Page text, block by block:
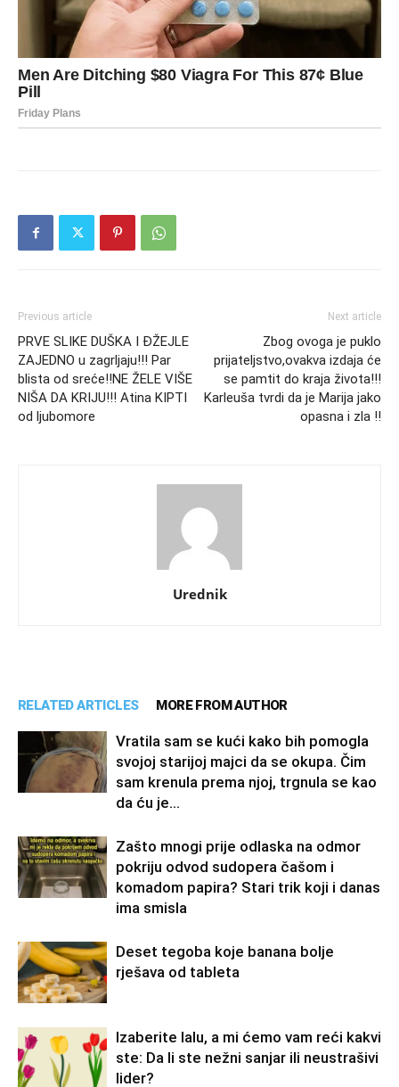
Previous article
PRVE SLIKE DUŠKA I ĐŽEJLE
ZAJEDNO u zagrljaju!!! Par
blista od sreće!!NE ŽELE VIŠE
NIŠA DA KRIJU!!! Atina KIPTI
od ljubomore
Next article
Zbog ovoga je puklo
prijateljstvo,ovakva izdaja će
se pamtit do kraja života!!!
Karleuša tvrdi da je Marija jako
opasna i zla !!
Urednik
RELATED ARTICLES MORE FROM AUTHOR
Vratila sam se kući kako bih pomogla
svojoj starijoj majci da se okupa. Čim
sam krenula prema njoj, trgnula se kao
da ću je...
Zašto mnogi prije odlaska na odmor
pokriju odvod sudopera čašom i
komadom papira? Stari trik koji i danas
ima smisla
Deset tegoba koje banana bolje
rješava od tableta
Izaberite lalu, a mi ćemo vam reći kakvi
ste: Da li ste nežni sanjar ili neustrašivi
lider?